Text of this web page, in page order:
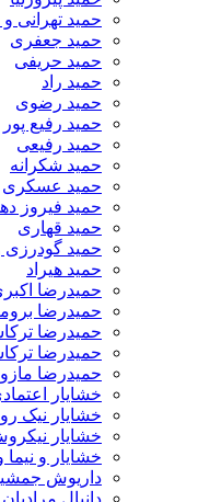
حمید تهرانی
حمید جعفری
حمید حریفی
حمید راد
حمید رضوی
حمید رفیع پور
حمید رفیعی
حمید شکرانه
حمید عسکری
حمید فیروز
حمید قهاری
حمید گودرزی و
حمید هیراد
حمیدرضا
حمیدرضا
حمیدرضا
حمیدرضا
حمیدرضا
خشایار
خشایار نیک
خشایار
خشایار و نیما
داریوش
دانیال مرادیان